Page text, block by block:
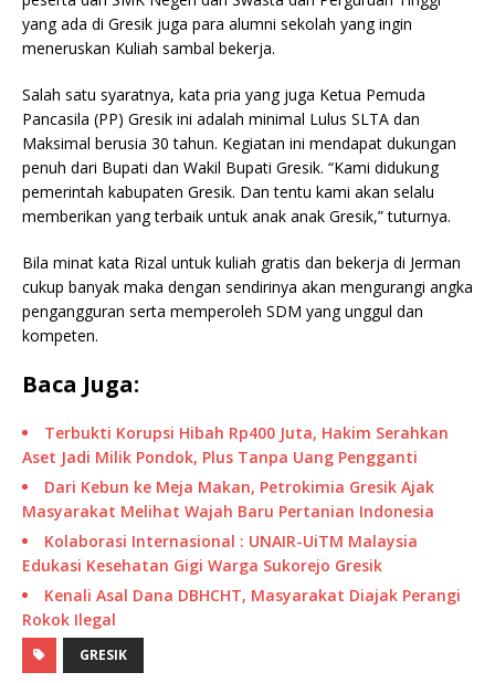
yang ada di Gresik juga para alumni sekolah yang ingin
meneruskan Kuliah sambal bekerja.
Salah satu syaratnya, kata pria yang juga Ketua Pemuda
Pancasila (PP) Gresik ini adalah minimal Lulus SLTA dan
Maksimal berusia 30 tahun. Kegiatan ini mendapat dukungan
penuh dari Bupati dan Wakil Bupati Gresik. “Kami didukung
pemerintah kabupaten Gresik. Dan tentu kami akan selalu
memberikan yang terbaik untuk anak anak Gresik,” tuturnya.
Bila minat kata Rizal untuk kuliah gratis dan bekerja di Jerman
cukup banyak maka dengan sendirinya akan mengurangi angka
pengangguran serta memperoleh SDM yang unggul dan
kompeten.
Baca Juga:
Terbukti Korupsi Hibah Rp400 Juta, Hakim Serahkan
Aset Jadi Milik Pondok, Plus Tanpa Uang Pengganti
Dari Kebun ke Meja Makan, Petrokimia Gresik Ajak
Masyarakat Melihat Wajah Baru Pertanian Indonesia
Kolaborasi Internasional : UNAIR-UiTM Malaysia
Edukasi Kesehatan Gigi Warga Sukorejo Gresik
Kenali Asal Dana DBHCHT, Masyarakat Diajak Perangi
Rokok Ilegal
GRESIK